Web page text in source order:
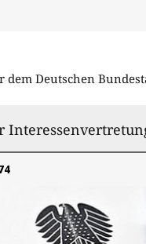
dem Deutschen